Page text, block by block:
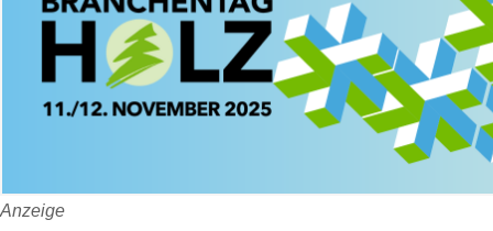
Anzeige